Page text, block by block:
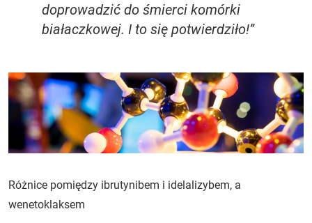
doprowadzić do śmierci komórki
białaczkowej. I to się potwierdziło!”
Różnice pomiędzy ibrutynibem i idelalizybem, a
wenetoklaksem